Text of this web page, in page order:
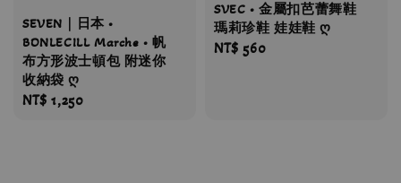
SEVEN｜日本 •
BONLECILL Marche • 帆
布方形波士頓包 附迷你
收納袋 ღ
Regular
NT$ 1,250
SVEC • 金屬扣芭蕾舞鞋
瑪莉珍鞋 娃娃鞋 ღ
Regular
NT$ 560